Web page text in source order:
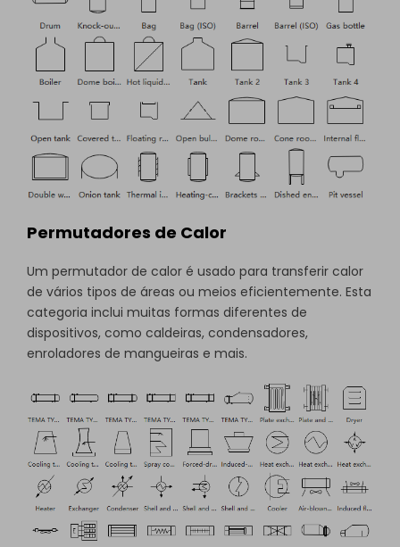
Permutadores de Calor
Um permutador de calor é usado para transferir calor
de vários tipos de áreas ou meios eficientemente. Esta
categoria inclui muitas formas diferentes de
dispositivos, como caldeiras, condensadores,
enroladores de mangueiras e mais.